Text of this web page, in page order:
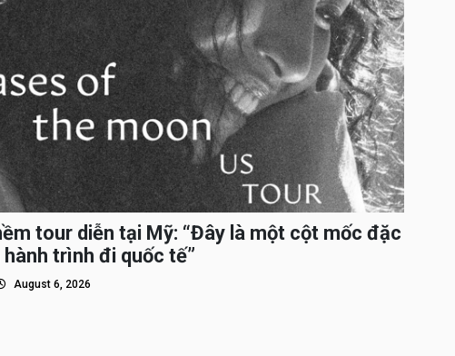
tour diễn tại Mỹ: “Đây là một cột mốc đặc
trình đi quốc tế”
August 6, 2026